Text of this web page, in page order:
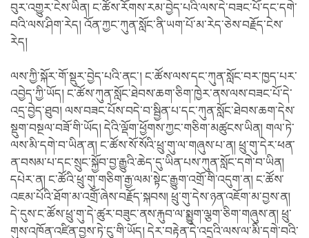
བུར་འགྱུར་ངེས་ཡིན། ང་ཚོས་རོགས་རམ་བྱེད་པའི་ལས་དེ་བཟང་པོ་དང་དགེ་
བའི་ལས་ཤིག་རེད། འོན་ཀྱང་ཀུན་སློང་ནི་ཡག་པོ་མ་རེད་ཅེས་བརྗོད་ངེས་
རེད།
ལས་ཀྱི་སྐོར་གོ་སྡུར་བྱེད་པའི་ནང་། ང་ཚོས་ལས་དང་ཀུན་སློང་བར་ཁྱད་པར་
འབྱེད་ཀྱི་ཡོད། ང་ཚོས་ཀུན་སློང་ཐེབས་ཆག་ཅིག་ཁྱེར་ནས་ལས་བཟང་པོ་དེ་
འདྲ་བྱེད་ཐུབ། ལས་བཟང་པོས་བདེ་བ་སྦྱིན་པ་དང་ཀུན་སློང་ཐེབས་ཆག་དེས་
སྡུག་བསྔལ་བཟོ་གི་ཡོད། དེའི་ལྡོག་ཕྱོགས་ཀྱང་གཅིག་མཚུངས་ཡིན། གལ་ཏེ་
ལས་མི་དགེ་བ་ཡིན་ན། ང་ཚོས་སོ་སོའི་ཕྲུ་གུ་ལ་གཞུས་པ་ན། ཕྲུ་གུ་དེར་ཕན་
ན་བསམ་པ་དང་སྲུང་སྐྱོབ་བྱ་རྒྱུའི་ཆེད་དུ་ཡིན་པས་ཀུན་སློང་དགེ་བ་ཡིན།
དཔེར་ན། ང་ཚོའི་ཕྲུ་གུ་གཅིག་རྒྱ་ལམ་སྟེང་རྒྱུག་འགྲོ་གི་འདུག་ན། ང་ཚོས་
འཇམ་པོའི་ཐོག་མ་འགྲོ་ཞེས་བརྗོད་སྐབས། ཕྲུ་གུ་དེས་ཉན་འཇོག་མ་བྱས་ན།
དེ་དུས་ང་ཚོས་ཕྲུ་གུ་དེ་ཚུར་བཟུང་ནས་རྐུབ་ལ་སྨྱུག་ལྕག་ཅིག་གཞུས་ན། ཕྲུ་
གུས་འཁོན་འཛིན་བྱས་ཏེ་ངུ་གི་ཡོད། དེར་བརྟེན་དེ་འདྲའི་ལས་ལ་མི་དགེ་བའི་